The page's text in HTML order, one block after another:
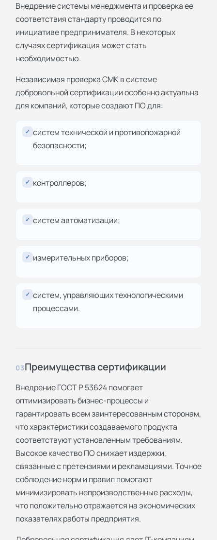
Внедрение системы менеджмента и проверка ее
соответствия стандарту проводится по
инициативе предпринимателя. В некоторых
случаях сертификация может стать
необходимостью.
Независимая проверка СМК в системе
добровольной сертификации особенно актуальна
для компаний, которые создают ПО для:
✓ систем технической и противопожарной
безопасности;
✓ контроллеров;
✓ систем автоматизации;
✓ измерительных приборов;
✓ систем, управляющих технологическими
процессами.
03Преимущества сертификации
Внедрение ГОСТ Р 53624 помогает
оптимизировать бизнес-процессы и
гарантировать всем заинтересованным сторонам,
что характеристики создаваемого продукта
соответствуют установленным требованиям.
Высокое качество ПО снижает издержки,
связанные с претензиями и рекламациями. Точное
соблюдение норм и правил помогают
минимизировать непроизводственные расходы,
что положительно отражается на экономических
показателях работы предприятия.